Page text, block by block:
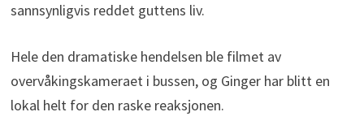
sannsynligvis reddet guttens liv.
Hele den dramatiske hendelsen ble filmet av
overvåkingskameraet i bussen, og Ginger har blitt en
lokal helt for den raske reaksjonen.